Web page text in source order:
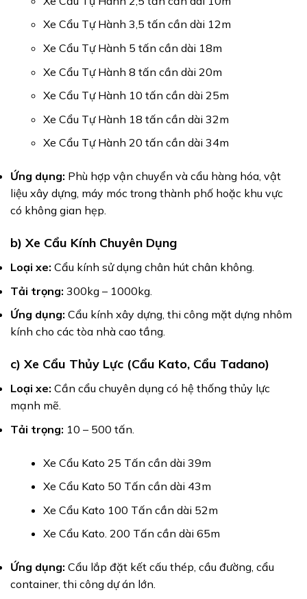
Xe Cẩu Tự Hành 3,5 tấn cần dài 12m
Xe Cẩu Tự Hành 5 tấn cần dài 18m
Xe Cẩu Tự Hành 8 tấn cần dài 20m
Xe Cẩu Tự Hành 10 tấn cần dài 25m
Xe Cẩu Tự Hành 18 tấn cần dài 32m
Xe Cẩu Tự Hành 20 tấn cần dài 34m
Ứng dụng: Phù hợp vận chuyển và cẩu hàng hóa, vật
liệu xây dựng, máy móc trong thành phố hoặc khu vực
có không gian hẹp.
b) Xe Cẩu Kính Chuyên Dụng
Loại xe: Cẩu kính sử dụng chân hút chân không.
Tải trọng: 300kg – 1000kg.
Ứng dụng: Cẩu kính xây dựng, thi công mặt dựng nhôm
kính cho các tòa nhà cao tầng.
c) Xe Cẩu Thủy Lực (Cẩu Kato, Cẩu Tadano)
Loại xe: Cần cẩu chuyên dụng có hệ thống thủy lực
mạnh mẽ.
Tải trọng: 10 – 500 tấn.
Xe Cẩu Kato 25 Tấn cần dài 39m
Xe Cẩu Kato 50 Tấn cần dài 43m
Xe Cẩu Kato 100 Tấn cần dài 52m
Xe Cẩu Kato. 200 Tấn cần dài 65m
Ứng dụng: Cẩu lắp đặt kết cấu thép, cầu đường, cẩu
container, thi công dự án lớn.